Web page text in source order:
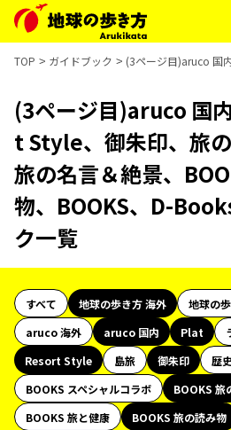
TOP ガイドブック (3ページ目)aruco 国
(3ページ目)aruco 国
t Style、御朱印、旅
旅の名言＆絶景、
物、BOOKS、D-
ク一覧
すべて 地球の歩き方 海外
地球の
aruco 海外
aruco 国内 Plat
Resort Style
島旅 御朱印 歴
BOOKS スペシャルコラボ
BOOKS 旅
BOOKS 旅と健康
BOOKS 旅の読み物